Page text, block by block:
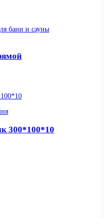
бани и сауны
300*100*10